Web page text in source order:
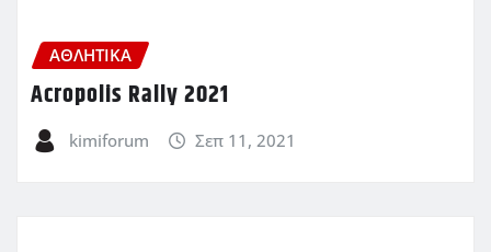
ΑΘΛΗΤΙΚΑ
Acropolis Rally 2021
kimiforum Σεπ 11, 2021